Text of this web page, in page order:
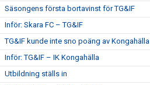
Säsongens första bortavinst för TG&IF
Inför: Skara FC – TG&IF
TG&IF kunde inte sno poäng av Kongahälla
Inför: TG&IF – IK Kongahälla
Utbildning ställs in